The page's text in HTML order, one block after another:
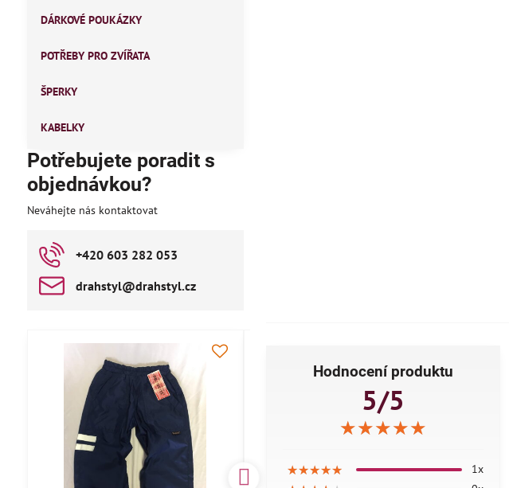
Hodnocení produktu
5/5
★★★★★
★★★★★
★★★★★
★★★★★
★★★★★
★★★★★ 1x
DÁRKOVÉ POUKÁZKY
POTŘEBY PRO ZVÍŘATA
ŠPERKY
KABELKY
Potřebujete poradit s
objednávkou?
Neváhejte nás kontaktovat
+420 603 282 053
drahstyl​@drahstyl​.cz